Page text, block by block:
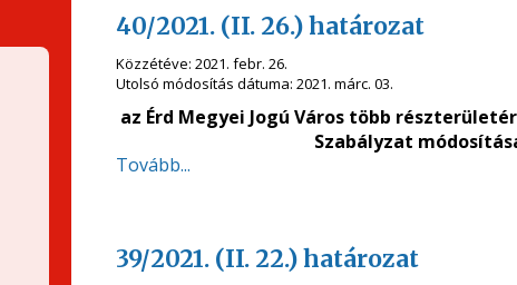
40/2021. (II. 26.) határozat
Közzétéve: 2021. febr. 26.
Utolsó módosítás dátuma: 2021. márc. 03.
az Érd Megyei Jogú Város több
Szabályzat
Tovább...
39/2021. (II. 22.) határozat